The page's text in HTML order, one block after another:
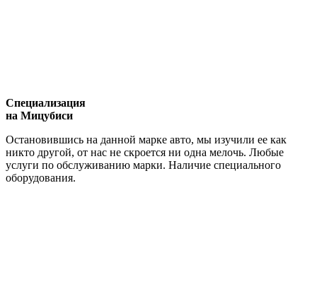
Специализация
на Мицубиси
Остановившись на данной марке авто, мы изучили ее как
никто другой, от нас не скроется ни одна мелочь. Любые
услуги по обслуживанию марки. Наличие специального
оборудования.